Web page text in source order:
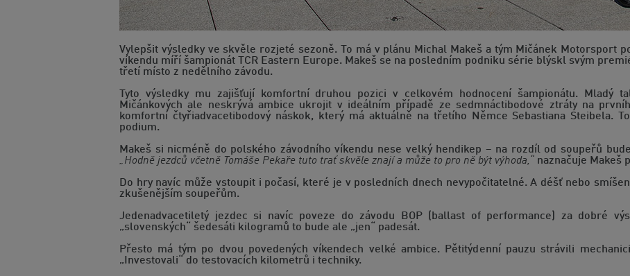
Vylepšit výsledky ve skvěle rozjeté sezoně. To má v plánu Michal Makeš a tým Mičánek Motorsport
víkendu míří šampionát TCR Eastern Europe. Makeš se na posledním podniku série blýskl svým
třetí místo z nedělního závodu.
Tyto výsledky mu zajišťují komfortní druhou pozici v celkovém hodnocení šampionátu. Mladý
Mičánkových ale neskrývá ambice ukrojit v ideálním případě ze sedmnáctibodové ztráty na
komfortní čtyřiadvacetibodový náskok, který má aktuálně na třetího Němce Sebastiana Steibela.
podium.
Makeš si nicméně do polského závodního víkendu nese velký hendikep – na rozdíl od soupeřů
„Hodně jezdců včetně Tomáše Pekaře tuto trať skvěle znají a může to pro ně být výhoda,“
naznačuje Makeš
Do hry navíc může vstoupit i počasí, které je v posledních dnech nevypočitatelné. A déšť nebo
zkušenějším soupeřům.
Jedenadvacetiletý jezdec si navíc poveze do závodu BOP (ballast of performance) za dobré
„slovenských“ šedesáti kilogramů to bude ale „jen“ padesát.
Přesto má tým po dvou povedených víkendech velké ambice. Pětitýdenní pauzu strávili
„Investovali“ do testovacích kilometrů i techniky.